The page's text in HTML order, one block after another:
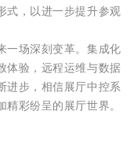
式，以进一步提升参观
一场深刻变革。集成化
体验，远程运维与数据
进步，相信展厅中控系
彩纷呈的展厅世界。